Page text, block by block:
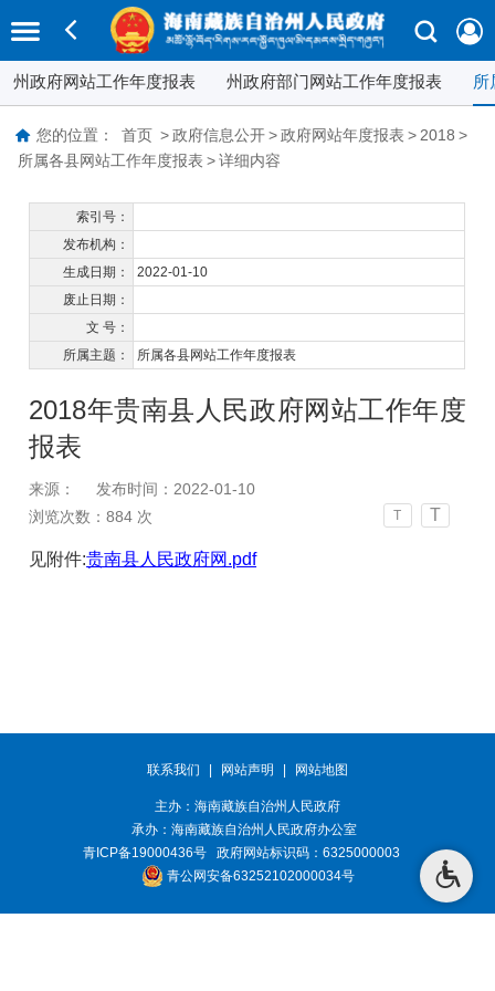
州政府网站工作年度报表 州政府部门网站工作年度报表 所
您的位置： 首页 > 政府信息公开 > 政府网站年度报表 > 2018 >
所属各县网站工作年度报表 > 详细内容
索引号：
发布机构：
生成日期：
2022-01-10
废止日期：
文 号：
所属主题：
所属各县网站工作年度报表
2018年贵南县人民政府网站工作年度
报表
来源：
发布时间：2022-01-10
浏览次数：884 次 T T
见附件:贵南县人民政府网.pdf
联系我们 | 网站声明 | 网站地图
主办：海南藏族自治州人民政府
承办： 海南藏族自治州人民政府办公室
青ICP备19000436号政府网站标识码：6325000003
青公网安备63252102000034号